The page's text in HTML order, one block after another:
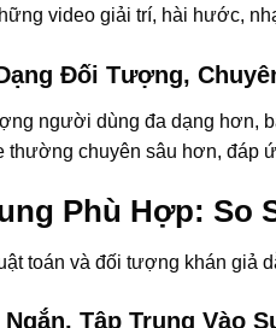
video giải trí, hài hước,
Đối Tượng,
người dùng đa dạng hơn,
thường chuyên sâu hơn, đáp
Phù Hợp: So
toán và đối tượng khán giả
Tập Trung Vào